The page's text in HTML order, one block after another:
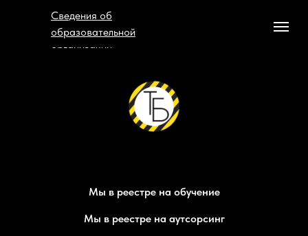
Сведения об
образовательной
организации
Мы в реестре на обучение
Мы в реестре на аутсорсинг